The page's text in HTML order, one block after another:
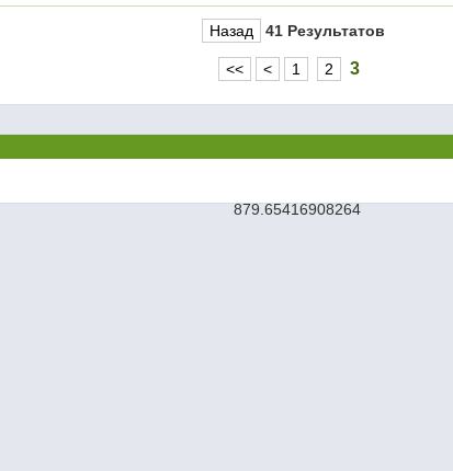
Назад 41 Результатов
<< < 1 2 3
879.65416908264